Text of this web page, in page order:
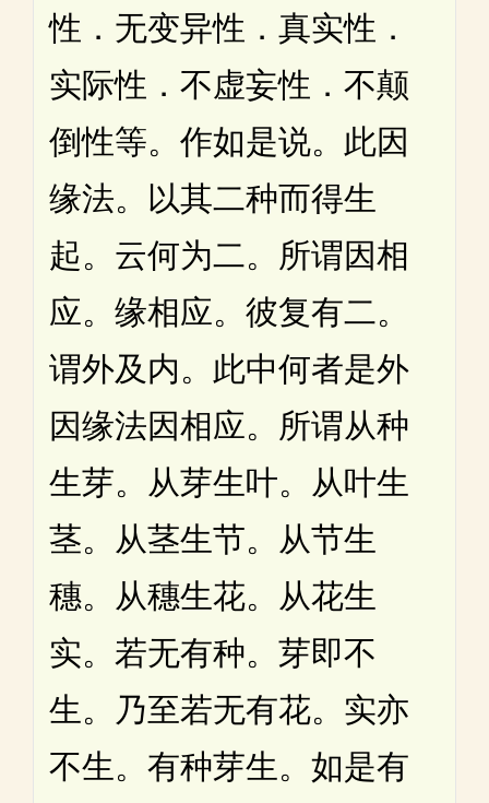
性．无变异性．真实性．
实际性．不虚妄性．不颠
倒性等。作如是说。此因
缘法。以其二种而得生
起。云何为二。所谓因相
应。缘相应。彼复有二。
谓外及内。此中何者是外
因缘法因相应。所谓从种
生芽。从芽生叶。从叶生
茎。从茎生节。从节生
穗。从穗生花。从花生
实。若无有种。芽即不
生。乃至若无有花。实亦
不生。有种芽生。如是有